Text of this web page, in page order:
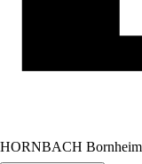
HORNBACH